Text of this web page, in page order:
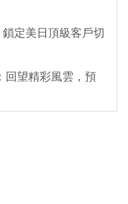
定美日頂級客戶切
回望精彩風雲，預